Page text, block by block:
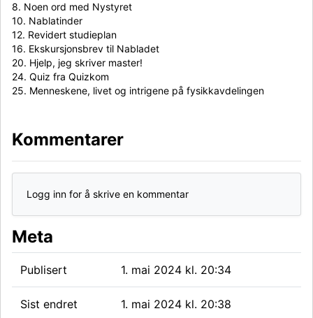
8. Noen ord med Nystyret
10. Nablatinder
12. Revidert studieplan
16. Ekskursjonsbrev til Nabladet
20. Hjelp, jeg skriver master!
24. Quiz fra Quizkom
25. Menneskene, livet og intrigene på fysikkavdelingen
Kommentarer
Logg inn for å skrive en kommentar
Meta
Publisert 1. mai 2024 kl. 20:34
Sist endret 1. mai 2024 kl. 20:38